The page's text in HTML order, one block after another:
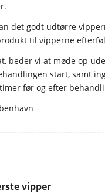
det godt udtørre
til vipperne
beder vi at møde op
start, samt
før og efter
vipper